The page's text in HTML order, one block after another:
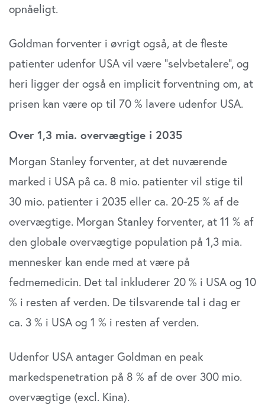
opnåeligt.
Goldman forventer i øvrigt også, at de fleste
patienter udenfor USA vil være ”selvbetalere”, og
heri ligger der også en implicit forventning om, at
prisen kan være op til 70 % lavere udenfor USA.
Over 1,3 mia. overvægtige i 2035
Morgan Stanley forventer, at det nuværende
marked i USA på ca. 8 mio. patienter vil stige til
30 mio. patienter i 2035 eller ca. 20-25 % af de
overvægtige. Morgan Stanley forventer, at 11 % af
den globale overvægtige population på 1,3 mia.
mennesker kan ende med at være på
fedmemedicin. Det tal inkluderer 20 % i USA og 10
% i resten af verden. De tilsvarende tal i dag er
ca. 3 % i USA og 1 % i resten af verden.
Udenfor USA antager Goldman en peak
markedspenetration på 8 % af de over 300 mio.
overvægtige (excl. Kina).